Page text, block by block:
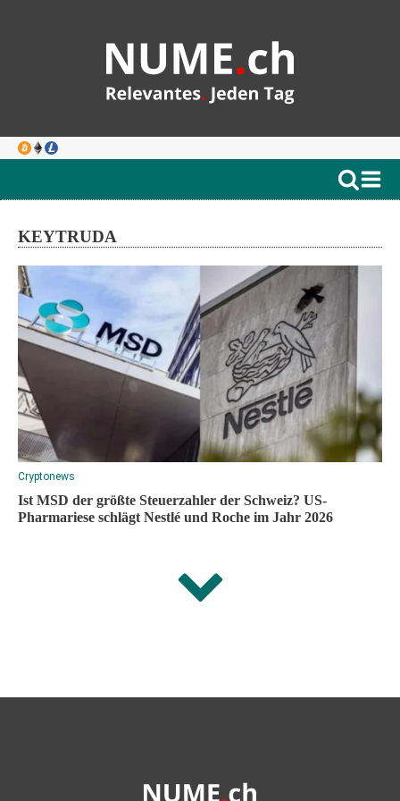
KEYTRUDA
Cryptonews
Ist MSD der größte Steuerzahler der Schweiz? US-
Pharmariese schlägt Nestlé und Roche im Jahr 2026